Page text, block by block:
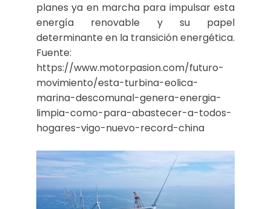
planes ya en marcha para impulsar esta
energía renovable y su papel
determinante en la transición energética.
Fuente:
https://www.motorpasion.com/futuro-
movimiento/esta-turbina-eolica-
marina-descomunal-genera-energia-
limpia-como-para-abastecer-a-todos-
hogares-vigo-nuevo-record-china